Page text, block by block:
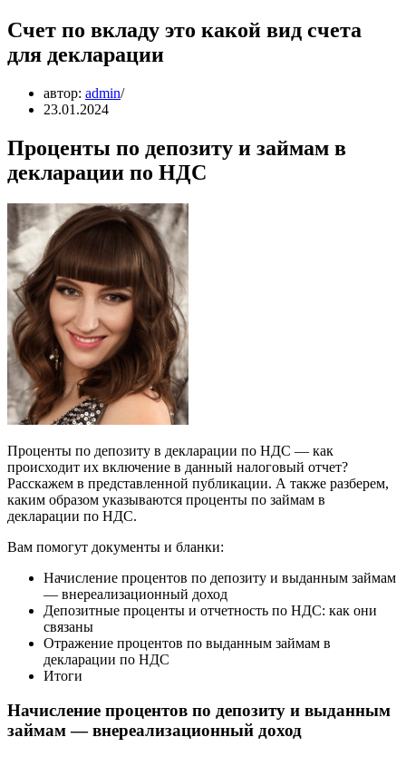
Счет по вкладу это какой вид счета
для декларации
автор: admin
23.01.2024
Проценты по депозиту и займам в
декларации по НДС
Проценты по депозиту в декларации по НДС — как
происходит их включение в данный налоговый отчет?
Расскажем в представленной публикации. А также разберем,
каким образом указываются проценты по займам в
декларации по НДС.
Вам помогут документы и бланки:
Начисление процентов по депозиту и выданным займам
— внереализационный доход
Депозитные проценты и отчетность по НДС: как они
связаны
Отражение процентов по выданным займам в
декларации по НДС
Итоги
Начисление процентов по депозиту и выданным
займам — внереализационный доход